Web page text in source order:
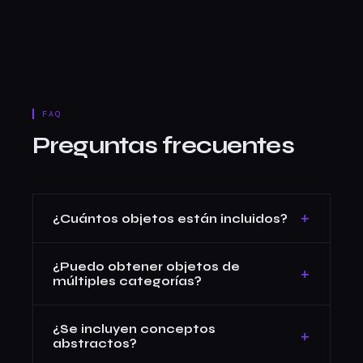
FAQ
Preguntas frecuentes
¿Cuántos objetos están incluidos? +
categorías: hogar, electrónica, ropa, comida
y bebida, exterior y artículos de oficina.
¿Puedo obtener objetos de
múltiples categorías?
+
todas las categorías combinadas.
¿Se incluyen conceptos
abstractos?
+